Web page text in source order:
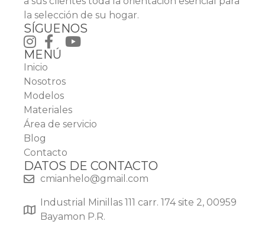
la selección de su hogar.
SÍGUENOS
MENÚ
Inicio
Nosotros
Modelos
Materiales
Área de servicio
Blog
Contacto
DATOS DE CONTACTO
cmianhelo@gmail.com
Industrial Minillas 111 carr. 174 site 2, 00959
Bayamon P.R.